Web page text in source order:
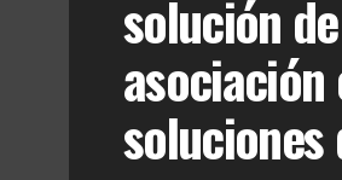
solución
soluciones